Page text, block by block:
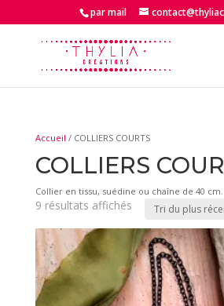
par mail
Accueil / COLLIERS COURTS
COLLIERS
Collier en tissu, suédine ou chaîne de 40 cm.
9 résultats affichésTrié
plus
récent
au
plus
ancien